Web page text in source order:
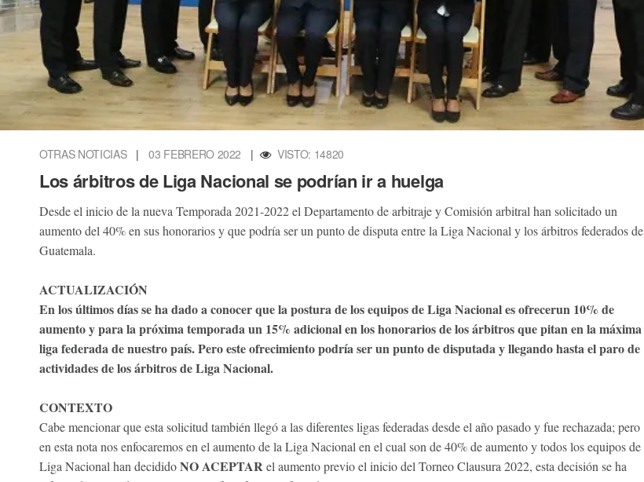
OTRAS NOTICIAS | 03 FEBRERO 2022 | VISTO: 14820
Los árbitros de Liga Nacional se podrían ir a huelga
Desde el inicio de la nueva Temporada 2021-2022 el Departamento de arbitraje y Comisión arbitral han solicitado un
aumento del 40% en sus honorarios y que podría ser un punto de disputa entre la Liga Nacional y los árbitros federados de
Guatemala.
ACTUALIZACIÓN
En los últimos días se ha dado a conocer que la postura de los equipos de Liga Nacional es ofrecerun 10% de
aumento y para la próxima temporada un 15% adicional en los honorarios de los árbitros que pitan en la máxima
liga federada de nuestro país. Pero este ofrecimiento podría ser un punto de disputada y llegando hasta el paro de
actividades de los árbitros de Liga Nacional.
CONTEXTO
Cabe mencionar que esta solicitud también llegó a las diferentes ligas federadas desde el año pasado y fue rechazada; pero
en esta nota nos enfocaremos en el aumento de la Liga Nacional en el cual son de 40% de aumento y todos los equipos de
Liga Nacional han decididoNO ACEPTAR el aumento previo el inicio del Torneo Clausura 2022, esta decisión se ha